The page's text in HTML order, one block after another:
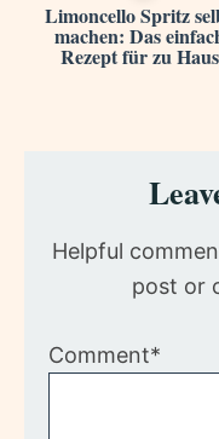
Limoncello Spritz
machen: Das
Rezept für zu
Interactions
Helpful
post or
Comment*